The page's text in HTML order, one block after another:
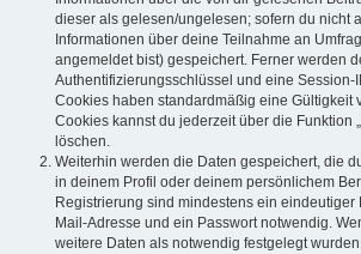
dieser als gelesen/ungelesen; sofern du nicht
Informationen über deine Teilnahme an
angemeldet bist) gespeichert. Ferner werden
Authentifizierungsschlüssel und eine Session-
Cookies haben standardmäßig eine Gültigkeit
Cookies kannst du jederzeit über die Funktion
löschen.
Weiterhin werden die Daten gespeichert, die
in deinem Profil oder deinem persönlichem
Registrierung sind mindestens ein eindeutiger
Mail-Adresse und ein Passwort notwendig.
weitere Daten als notwendig festgelegt